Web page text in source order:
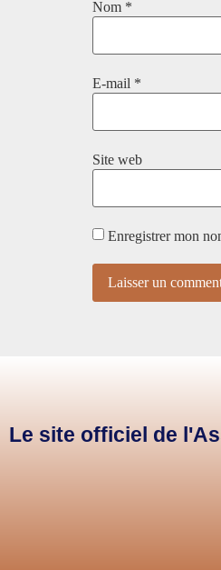
Nom *
E-mail *
Site web
Enregistrer mon
Le site officiel de